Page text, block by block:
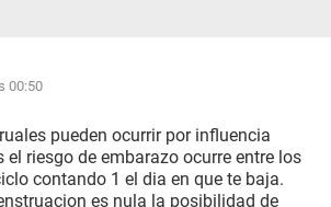
00:50
pueden ocurrir por influencia
riesgo de embarazo ocurre entre los
contando 1 el dia en que te baja.
es nula la posibilidad de